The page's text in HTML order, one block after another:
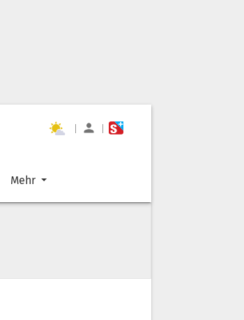
| |
Mehr